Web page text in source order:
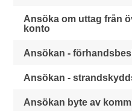
Ansöka om uttag från
konto
Ansökan -
Ansökan -
Ansökan byte av